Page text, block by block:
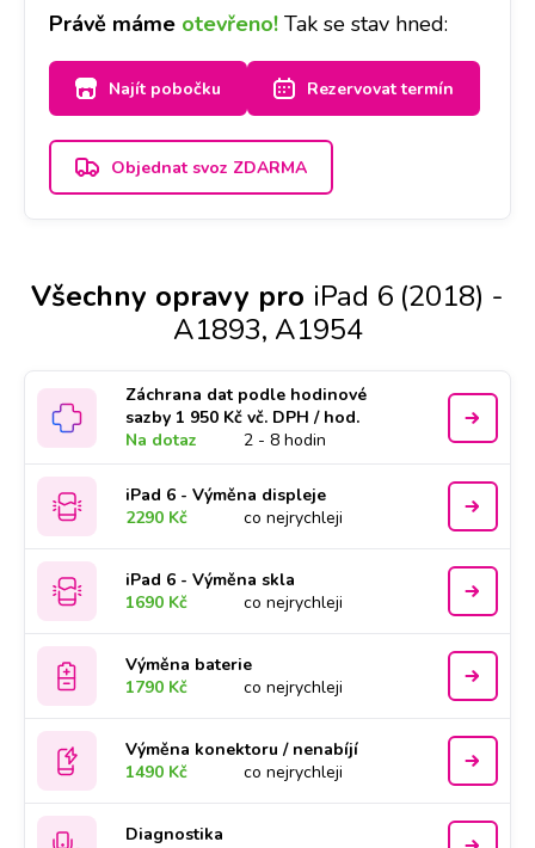
Právě máme otevřeno! Tak se stav hned:
Najít pobočku Rezervovat termín
Objednat svoz ZDARMA
Všechny opravy pro iPad 6 (2018) -
A1893, A1954
Záchrana dat podle hodinové
sazby 1 950 Kč vč. DPH / hod.
Na dotaz
2 - 8 hodin
iPad 6 - Výměna displeje
2290 Kč
co nejrychleji
iPad 6 - Výměna skla
1690 Kč
co nejrychleji
Výměna baterie
1790 Kč
co nejrychleji
Výměna konektoru / nenabíjí
1490 Kč
co nejrychleji
Diagnostika